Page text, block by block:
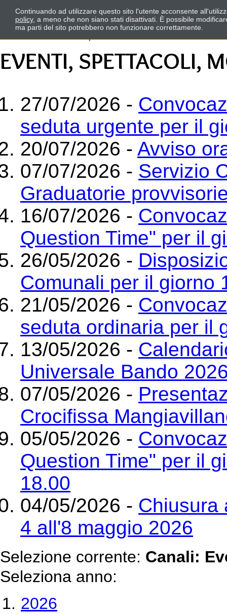
EVENTI, SPETTACOLI,
27/07/2026 -
seduta urgente per il
20/07/2026 - Avviso
07/07/2026 - Servizio
Graduatorie
16/07/2026 -
Question Time" per il
26/05/2026 -
Comunali per il giorno
21/05/2026 -
seduta ordinaria per il
13/05/2026 -
Universale Bando
07/05/2026 -
Crocifissa
05/05/2026 -
Question Time" per il
18.00
04/05/2026 - Chiusura
4 all'8 maggio 2026
Selezione corrente: Canali:
Seleziona anno:
2026
Continuando ad utilizzare questo sito l'utente acconsente
policy, a meno che non siano stati disattivati. È possibile
ma parti del sito potrebbero non funzionare correttamente.